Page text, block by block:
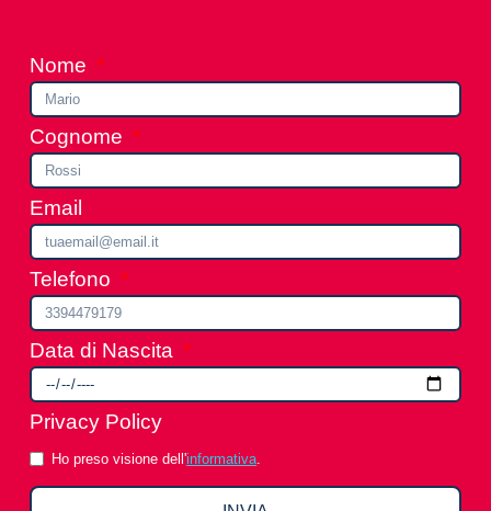
Nome
Cognome
Email
Telefono
Data di Nascita
Privacy Policy
Ho preso visione dell'informativa.